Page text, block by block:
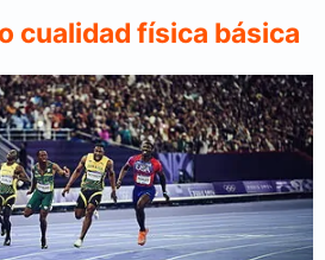
cualidad física básica